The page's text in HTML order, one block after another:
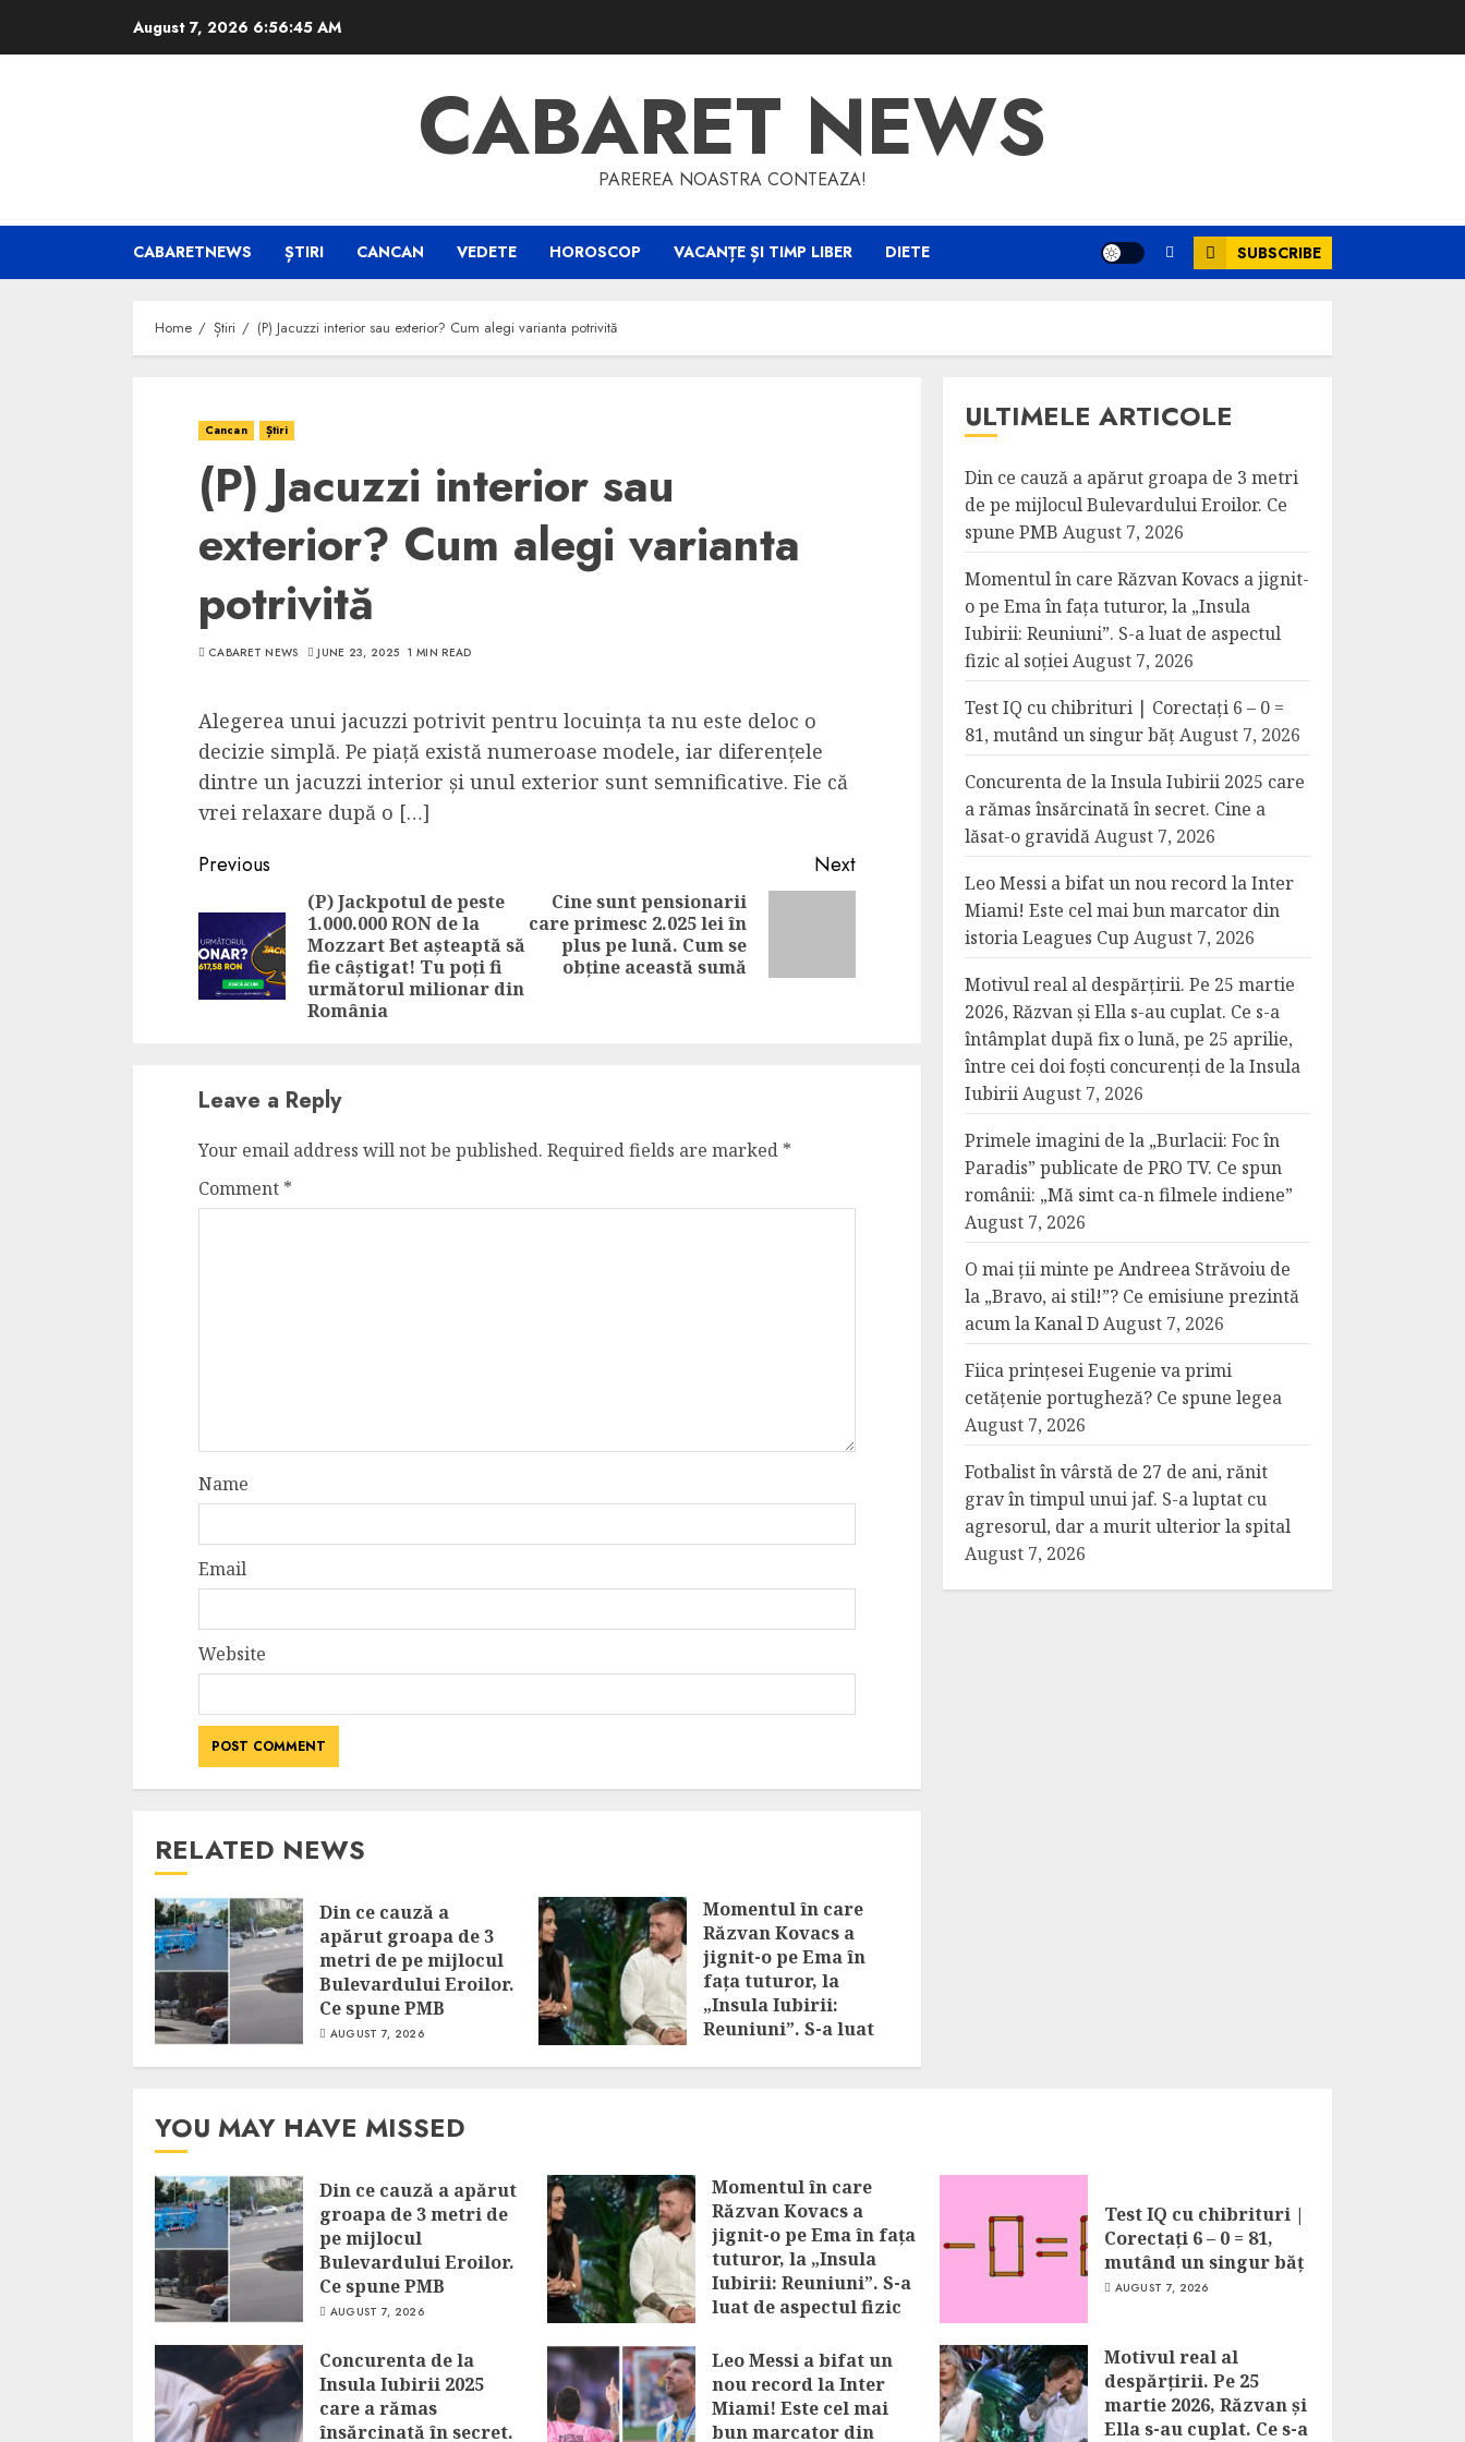
August 7, 2026 6:56:45 AM
CABARET NEWS
PAREREA NOASTRA CONTEAZA!
CABARETNEWS ȘTIRI CANCAN VEDETE HOROSCOP VACANȚE ȘI TIMP LIBER DIETE SUBSCRIBE
Home Știri (P) Jacuzzi interior sau exterior? Cum alegi varianta potrivită
Cancan Știri
(P) Jacuzzi interior sau
exterior? Cum alegi varianta
potrivită
CABARET NEWS JUNE 23, 2025 1 MIN READ
Alegerea unui jacuzzi potrivit pentru locuința ta nu este deloc o
decizie simplă. Pe piață există numeroase modele, iar diferențele
dintre un jacuzzi interior și unul exterior sunt semnificative. Fie că
vrei relaxare după o […]
Continue
Reading
Previous
Previous
post:
(P) Jackpotul de peste
1.000.000 RON de la
Mozzart Bet așteaptă să
fie câștigat! Tu poți fi
următorul milionar din
România
Next
Next
post:
Cine sunt pensionarii
care primesc 2.025 lei în
plus pe lună. Cum se
obține această sumă
Leave a Reply
Your email address will not be published. Required fields are marked *
Comment *
Name
Email
Website
RELATED NEWS
Din ce cauză a
apărut groapa de 3
metri de pe mijlocul
Bulevardului Eroilor.
Ce spune PMB
AUGUST 7, 2026
Momentul în care
Răzvan Kovacs a
jignit-o pe Ema în
fața tuturor, la
„Insula Iubirii:
Reuniuni”. S-a luat
ULTIMELE ARTICOLE
Din ce cauză a apărut groapa de 3 metri
de pe mijlocul Bulevardului Eroilor. Ce
spune PMB August 7, 2026
Momentul în care Răzvan Kovacs a jignit-
o pe Ema în fața tuturor, la „Insula
Iubirii: Reuniuni”. S-a luat de aspectul
fizic al soțieiAugust 7, 2026
Test IQ cu chibrituri | Corectați 6 – 0 =
81, mutând un singur bățAugust 7, 2026
Concurenta de la Insula Iubirii 2025 care
a rămas însărcinată în secret. Cine a
lăsat-o gravidăAugust 7, 2026
Leo Messi a bifat un nou record la Inter
Miami! Este cel mai bun marcator din
istoria Leagues Cup August 7, 2026
Motivul real al despărțirii. Pe 25 martie
2026, Răzvan și Ella s-au cuplat. Ce s-a
întâmplat după fix o lună, pe 25 aprilie,
între cei doi foști concurenți de la Insula
IubiriiAugust 7, 2026
Primele imagini de la „Burlacii: Foc în
Paradis” publicate de PRO TV. Ce spun
românii: „Mă simt ca-n filmele indiene”
August 7, 2026
O mai ții minte pe Andreea Străvoiu de
la „Bravo, ai stil!”? Ce emisiune prezintă
acum la Kanal DAugust 7, 2026
Fiica prințesei Eugenie va primi
cetățenie portugheză? Ce spune legea
August 7, 2026
Fotbalist în vârstă de 27 de ani, rănit
grav în timpul unui jaf. S-a luptat cu
agresorul, dar a murit ulterior la spital
August 7, 2026
YOU MAY HAVE MISSED
Din ce cauză a apărut
groapa de 3 metri de
pe mijlocul
Bulevardului Eroilor.
Ce spune PMB
AUGUST 7, 2026
Momentul în care
Răzvan Kovacs a
jignit-o pe Ema în fața
tuturor, la „Insula
Iubirii: Reuniuni”. S-a
luat de aspectul fizic
AUGUST 7, 2026
Test IQ cu chibrituri |
Corectați 6 – 0 = 81,
mutând un singur băț
AUGUST 7, 2026
Concurenta de la
Insula Iubirii 2025
care a rămas
însărcinată în secret.
Leo Messi a bifat un
nou record la Inter
Miami! Este cel mai
bun marcator din
Motivul real al
despărțirii. Pe 25
martie 2026, Răzvan și
Ella s-au cuplat. Ce s-a